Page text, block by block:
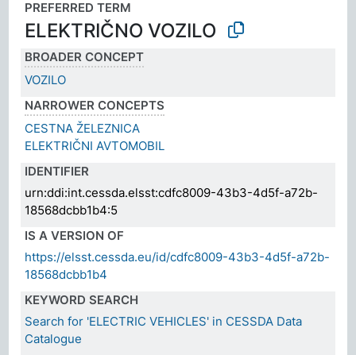
PREFERRED TERM
ELEKTRIČNO VOZILO
BROADER CONCEPT
VOZILO
NARROWER CONCEPTS
CESTNA ŽELEZNICA
ELEKTRIČNI AVTOMOBIL
IDENTIFIER
urn:ddi:int.cessda.elsst:cdfc8009-43b3-4d5f-a72b-
18568dcbb1b4:5
IS A VERSION OF
https://elsst.cessda.eu/id/cdfc8009-43b3-4d5f-a72b-
18568dcbb1b4
KEYWORD SEARCH
Search for 'ELECTRIC VEHICLES' in CESSDA Data
Catalogue